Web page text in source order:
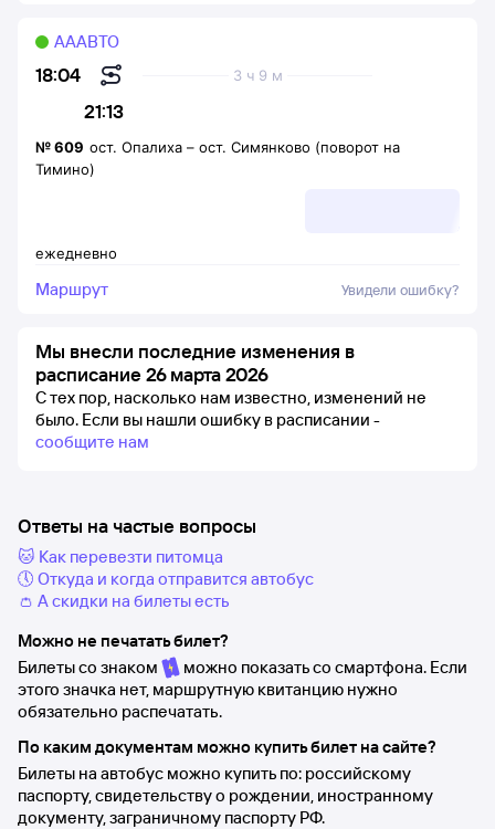
18:04
21:13
3 ч 9 м
АААВТО
ежедневно
№609 ост. Опалиха – ост. Симянково (поворот на
Тимино)
Маршрут Увидели ошибку?
Мы внесли последние изменения в
расписание 26 марта 2026
С тех пор, насколько нам известно, изменений не
было. Если вы нашли ошибку в расписании -
сообщите нам
Ответы на частые вопросы
🐱 Как перевезти питомца
🕔 Откуда и когда отправится автобус
👛 А скидки на билеты есть
Можно не печатать билет?
Билеты со знаком
можно показать со смартфона. Если
этого значка нет, маршрутную квитанцию нужно
обязательно распечатать.
По каким документам можно купить билет на сайте?
Билеты на автобус можно купить по: российскому
паспорту, свидетельству о рождении, иностранному
документу, заграничному паспорту РФ.